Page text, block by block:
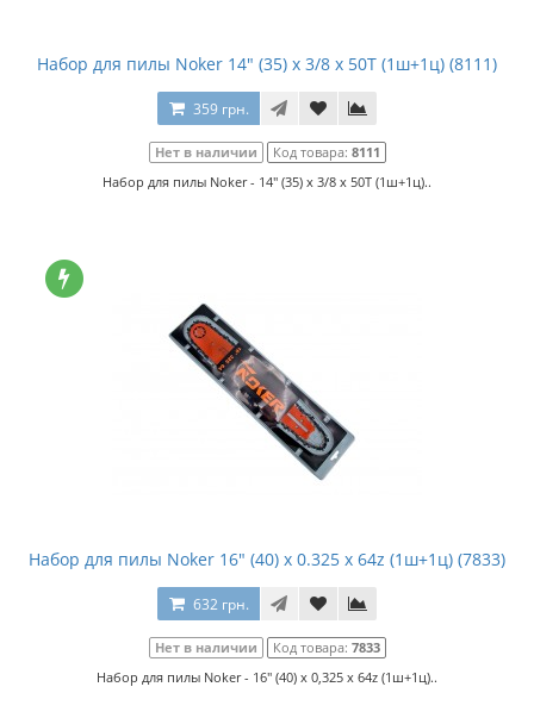
Набор для пилы Noker 14" (35) x 3/8 x 50T (1ш+1ц) (8111)
359 грн.
Нет в наличии Код товара: 8111
Набор для пилы Noker - 14" (35) x 3/8 x 50T (1ш+1ц)..
Набор для пилы Noker 16" (40) x 0.325 x 64z (1ш+1ц) (7833)
632 грн.
Нет в наличии Код товара: 7833
Набор для пилы Noker - 16" (40) x 0,325 x 64z (1ш+1ц)..